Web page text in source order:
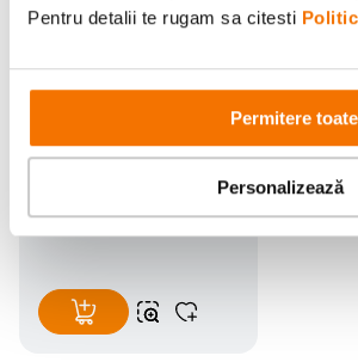
Pentru detalii te rugam sa citesti
Permitere toate
Personalizează
Verificat de F64
Sony A6300 Body SH-
1033969